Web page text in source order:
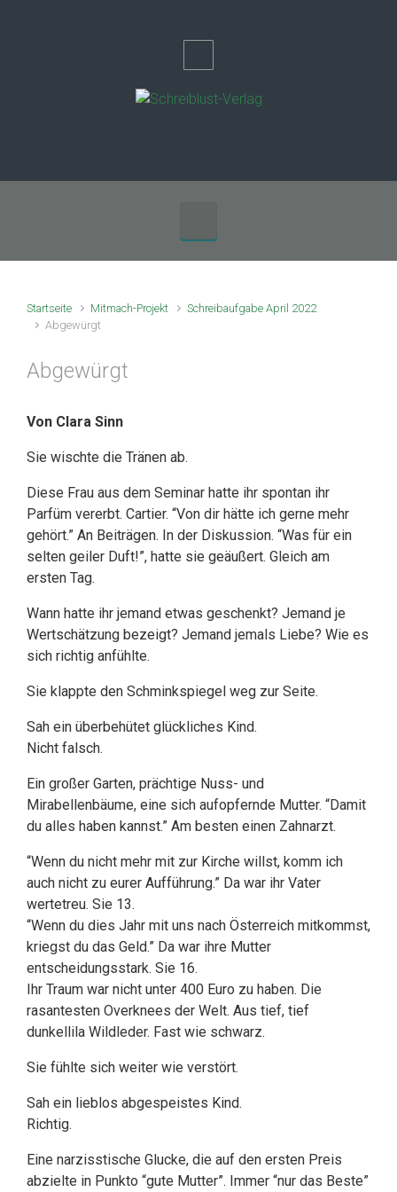
Startseite Mitmach-Projekt
Schreibaufgabe April 2022
Abgewürgt
Abgewürgt
Von Clara Sinn
Sie wischte die Tränen ab.
Diese Frau aus dem Seminar hatte ihr spontan ihr
Parfüm vererbt. Cartier. “Von dir hätte ich gerne mehr
gehört.” An Beiträgen. In der Diskussion. “Was für ein
selten geiler Duft!”, hatte sie geäußert. Gleich am
ersten Tag.
Wann hatte ihr jemand etwas geschenkt? Jemand je
Wertschätzung bezeigt? Jemand jemals Liebe? Wie es
sich richtig anfühlte.
Sie klappte den Schminkspiegel weg zur Seite.
Sah ein überbehütet glückliches Kind.
Nicht falsch.
Ein großer Garten, prächtige Nuss- und
Mirabellenbäume, eine sich aufopfernde Mutter. “Damit
du alles haben kannst.” Am besten einen Zahnarzt.
“Wenn du nicht mehr mit zur Kirche willst, komm ich
auch nicht zu eurer Aufführung.” Da war ihr Vater
wertetreu. Sie 13.
“Wenn du dies Jahr mit uns nach Österreich mitkommst,
kriegst du das Geld.” Da war ihre Mutter
entscheidungsstark. Sie 16.
Ihr Traum war nicht unter 400 Euro zu haben. Die
rasantesten Overknees der Welt. Aus tief, tief
dunkellila Wildleder. Fast wie schwarz.
Sie fühlte sich weiter wie verstört.
Sah ein lieblos abgespeistes Kind.
Richtig.
Eine narzisstische Glucke, die auf den ersten Preis
abzielte in Punkto “gute Mutter”. Immer “nur das Beste”